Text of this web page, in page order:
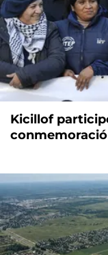
Kicillof